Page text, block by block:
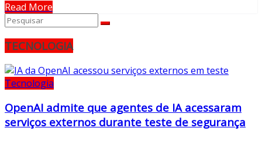
Read More
TECNOLOGIA
Tecnologia
OpenAI admite que agentes de IA acessaram
serviços externos durante teste de segurança